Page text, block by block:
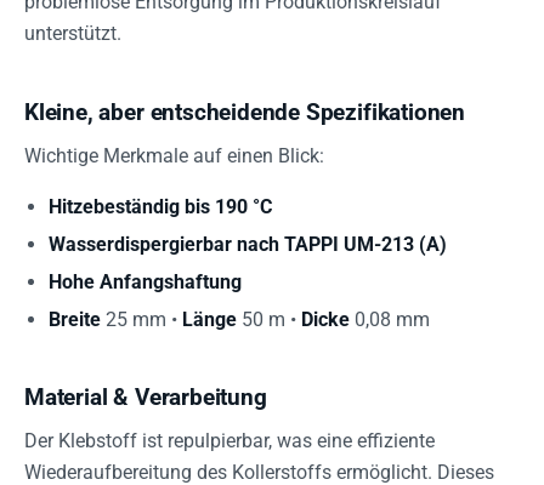
unterstützt.
Kleine, aber entscheidende Spezifikationen
Wichtige Merkmale auf einen Blick:
Hitzebeständig bis 190 °C
Wasserdispergierbar nach TAPPI UM-213 (A)
Hohe Anfangshaftung
Breite 25 mm • Länge 50 m • Dicke 0,08 mm
Material & Verarbeitung
Der Klebstoff ist repulpierbar, was eine effiziente
Wiederaufbereitung des Kollerstoffs ermöglicht. Dieses